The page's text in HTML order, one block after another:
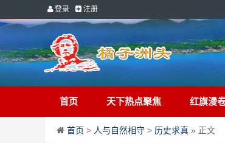
登录 注册
首页 天下热点聚焦 红旗漫
首页 > 人与自然相守 > 历史求真 » 正文